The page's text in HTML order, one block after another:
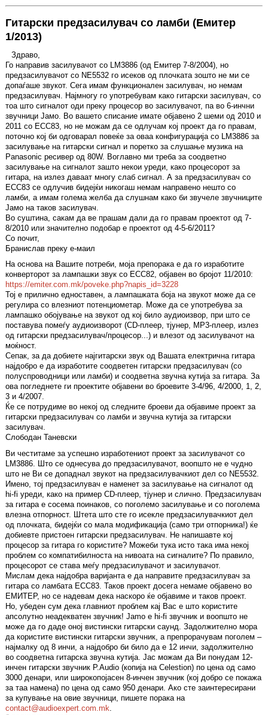
Гитарски предзасилувач со ламби (Емитер
1/2013)
Здраво,
Го направив засилувачот со LM3886 (од Емитер 7-8/2004), но
предзасилувачот со NE5532 го исеков од плочката зошто не ми се
допаѓаше звукот. Сега имам функционален засилувач, но немам
предзасилувач. Најмногу го употребувам како гитарски засилувач, со
тоа што сигналот оди преку процесор во засилувачот, па во 6-инчни
звучници Јамо. Во вашето списание имате објавено 2 шеми од 2010 и
2011 со ECC83, но не можам да се одлучам кој проект да го правам,
поточно кој би одговарал повеќе за оваа конфигурација со LM3886 за
засилување на гитарски сигнал и поретко за слушање музика на
Panasonic ресивер од 80W. Воглавно ми треба за соодветно
засилување на сигналот зашто некои уреди, како процесорот за
гитара, на излез даваат многу слаб сигнал. А за предзасилувач со
ECC83 се одлучив бидејќи никогаш немам направено нешто со
ламби, а имам голема желба да слушнам како би звучеле звучниците
Јамо на таков засилувач.
Во суштина, сакам да ве прашам дали да го правам проектот од 7-
8/2010 или значително подобар е проектот од 4-5-6/2011?
Со почит,
Бранислав преку е-маил
На основа на Вашите потреби, моја препорака е да го изработите
конверторот за лампашки звук со ECC82, објавен во бројот 11/2010:
https://emiter.com.mk/poveke.php?napis_id=3228
Тој е прилично едноставен, а лампашката боја на звукот може да се
регулира со влезниот потенциометар. Може да се употребува за
лампашко обојување на звукот од кој било аудиоизвор, при што се
поставува помеѓу аудиоизворот (CD-плеер, тјунер, MP3-плеер, излез
од гитарски предзасилувач/процесор...) и влезот од засилувачот на
моќност.
Сепак, за да добиете најгитарски звук од Вашата електрична гитара
најдобро е да изработите соодветен гитарски предзасилувач (со
полуспроводници или ламби) и соодветна звучна кутија за гитара. За
ова погледнете ги проектите објавени во броевите 3-4/96, 4/2000, 1, 2,
3 и 4/2007.
Ќе се потрудиме во некој од следните броеви да објавиме проект за
гитарски предзасилувач со ламби и звучна кутија за гитарски
засилувач.
Слободан Таневски
Ви честитаме за успешно изработениот проект за засилувачот со
LM3886. Што се однесува до предзасилувачот, воопшто не е чудно
што не Ви се допаднал звукот на предзасилувачкиот дел со NE5532.
Имено, тој предзасилувач е наменет за засилување на сигналот од
hi-fi уреди, како на пример CD-плеер, тјунер и слично. Предзасилувач
за гитара е сосема поинаков, со поголемо засилување и со поголема
влезна отпорност. Штета што сте го исекле предзасилувачкиот дел
од плочката, бидејќи со мала модификација (само три отпорника!) ќе
добиевте пристоен гитарски предзасилувач. Не напишавте кој
процесор за гитара го користите? Можеби тука исто така има некој
проблем со компатибилноста на нивоата на сигналите? По правило,
процесорот се става меѓу предзасилувачот и засилувачот.
Мислам дека најдобра варијанта е да направите предзасилувач за
гитара со ламбата ECC83. Таков проект досега немаме објавено во
ЕМИТЕР, но се надевам дека наскоро ќе објавиме и таков проект.
Но, убеден сум дека главниот проблем кај Вас е што користите
апсолутно неадекватен звучник! Jamo е hi-fi звучник и воопшто не
може да го даде оној вистински гитарски саунд. Задолжително мора
да користите вистински гитарски звучник, а препрорачувам поголем –
најмалку од 8 инчи, а најдобро би било да е 12 инчи, задолжително
во соодветна гитарска звучна кутија. Јас можам да Ви понудам 12-
инчен гитарски звучник P.Audio (копија на Celestion) по цена од само
3000 денари, или широкопојасен 8-инчен звучник (кој добро се покажа
за таа намена) по цена од само 950 денари. Ако сте заинтересирани
за купување на овие звучници, пишете порака на
contact@audioexpert.com.mk